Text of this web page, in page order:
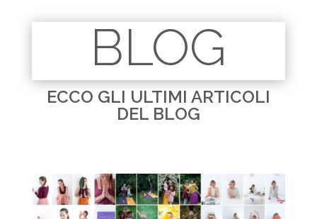
BLOG
ECCO GLI ULTIMI ARTICOLI
DEL BLOG